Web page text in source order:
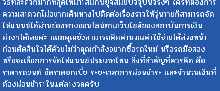
ความสะดวกไม่อยากเดินทางไปติดต่อเรื่องราวให้วุ่นวายก็สามารถจัด
ไฟแนนซ์ได้ผ่านช่องทางออนไลน์ตามเว็บไซต์ของสถาบันการเงิน
ต่างๆได้เลยค่ะ แถมคุณยังสามารถคิดคำนวณค่าใช้จ่ายได้ล่วงหน้า
ก่อนตัดสินใจได้ด้วยไม่ว่าคุณกำลังอยากซื้อรถใหม่ หรือรถมือสอง
หรือจะเลือกการจัดไฟแนนซ์ประเภทไหน สิ่งที่สำคัญที่ควรคิด คือ
ราคารถยนต์ อัตราดอกเบี้ย ระยะเวลาการผ่อนชำระ และจำนวนเงินที่
ต้องผ่อนชำระในแต่ละงวดครับ